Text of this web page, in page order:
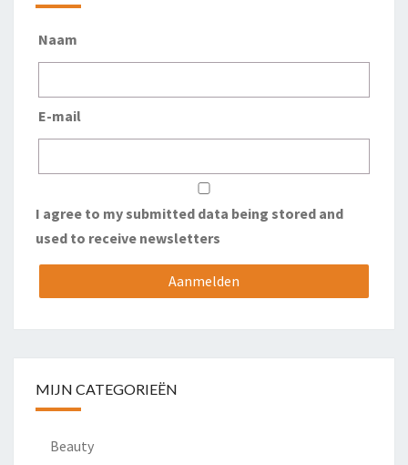
Naam
E-mail
I agree to my submitted data being stored and
used to receive newsletters
MIJN CATEGORIEËN
Beauty